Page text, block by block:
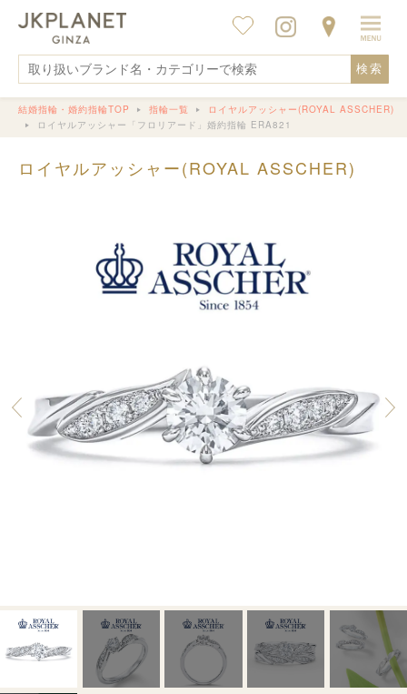
検索
結婚指輪・婚約指輪TOP 指輪一覧
ロイヤルアッシャー(ROYAL ASSCHER)
ロイヤルアッシャー「フロリアード」婚約指輪 ERA821
ロイヤルアッシャー(ROYAL ASSCHER)